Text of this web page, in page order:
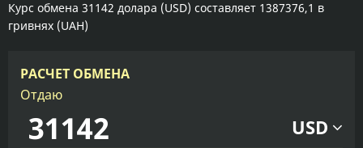
Курс обмена 31142 долара (USD) составляет 1387376,1 в
гривнях (UAH)
РАСЧЕТ ОБМЕНА
Отдаю
USD